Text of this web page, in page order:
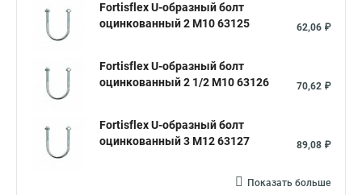
Fortisflex U-образный болт
оцинкованный 2 М10 63125
62,06 ₽
Fortisflex U-образный болт
оцинкованный 2 1/2 М10 63126
70,62 ₽
Fortisflex U-образный болт
оцинкованный 3 М12 63127
89,08 ₽
Показать больше